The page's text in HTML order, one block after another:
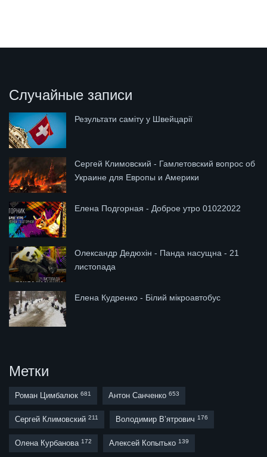
Случайные записи
Результати саміту у Швейцарії
Сергей Климовский - Гамлетовский вопрос об
Украине для Европы и Америки
Елена Подгорная - Доброе утро 01022022
Олександр Дедюхін - Панда насущна - 21
листопада
Елена Кудренко - Білий мікроавтобус
Метки
Роман Цимбалюк 681 Антон Санченко 653
Сергей Климовский 211 Володимир В’ятрович 176
Олена Курбанова 172 Алексей Копытько 139